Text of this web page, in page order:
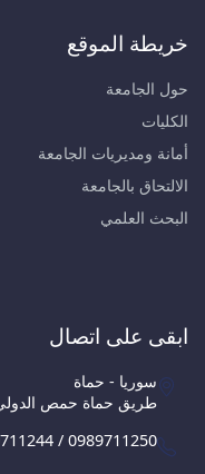
خريطة الموقع
حول الجامعة
الكليات
أمانة ومديريات الجامعة
الالتحاق بالجامعة
البحث العلمي
ابقى على اتصال
سوريا - حماة
طريق حماة حمص
/ 0989711250